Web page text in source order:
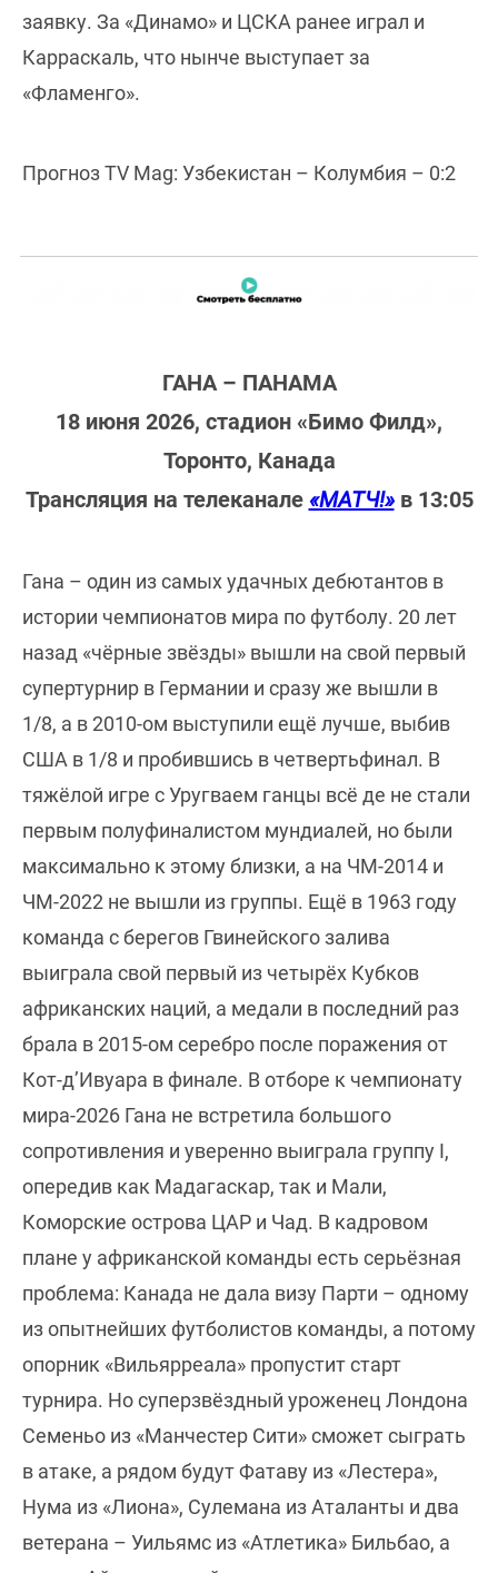
заявку. За «Динамо» и ЦСКА ранее играл и
Карраскаль, что нынче выступает за
«Фламенго».
Прогноз TV Mag: Узбекистан – Колумбия – 0:2
ГАНА – ПАНАМА
18 июня 2026, стадион «Бимо Филд»,
Торонто, Канада
Трансляция на телеканале «МАТЧ!»в 13:05
Гана – один из самых удачных дебютантов в
истории чемпионатов мира по футболу. 20 лет
назад «чёрные звёзды» вышли на свой первый
супертурнир в Германии и сразу же вышли в
1/8, а в 2010-ом выступили ещё лучше, выбив
США в 1/8 и пробившись в четвертьфинал. В
тяжёлой игре с Уругваем ганцы всё де не стали
первым полуфиналистом мундиалей, но были
максимально к этому близки, а на ЧМ-2014 и
ЧМ-2022 не вышли из группы. Ещё в 1963 году
команда с берегов Гвинейского залива
выиграла свой первый из четырёх Кубков
африканских наций, а медали в последний раз
брала в 2015-ом серебро после поражения от
Кот-д’Ивуара в финале. В отборе к чемпионату
мира-2026 Гана не встретила большого
сопротивления и уверенно выиграла группу I,
опередив как Мадагаскар, так и Мали,
Коморские острова ЦАР и Чад. В кадровом
плане у африканской команды есть серьёзная
проблема: Канада не дала визу Парти – одному
из опытнейших футболистов команды, а потому
опорник «Вильярреала» пропустит старт
турнира. Но суперзвёздный уроженец Лондона
Семеньо из «Манчестер Сити» сможет сыграть
в атаке, а рядом будут Фатаву из «Лестера»,
Нума из «Лиона», Сулемана из Аталанты и два
ветерана – Уильямс из «Атлетика» Бильбао, а